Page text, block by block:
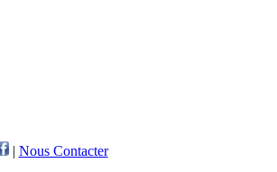
| Nous Contacter